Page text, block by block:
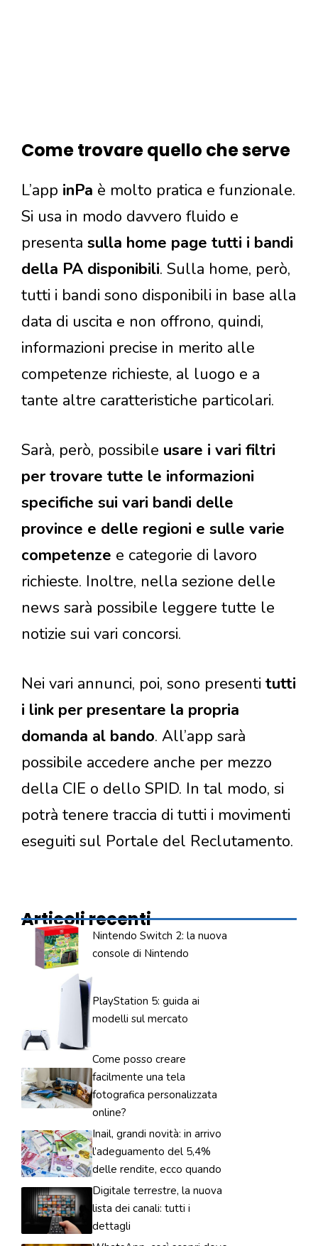
Come trovare quello che serve
L’app inPa è molto pratica e funzionale.
Si usa in modo davvero fluido e
presenta sulla home page tutti i bandi
della PA disponibili. Sulla home, però,
tutti i bandi sono disponibili in base alla
data di uscita e non offrono, quindi,
informazioni precise in merito alle
competenze richieste, al luogo e a
tante altre caratteristiche particolari.
Sarà, però, possibile usare i vari filtri
per trovare tutte le informazioni
specifiche sui vari bandi delle
province e delle regioni e sulle varie
competenze e categorie di lavoro
richieste. Inoltre, nella sezione delle
news sarà possibile leggere tutte le
notizie sui vari concorsi.
Nei vari annunci, poi, sono presenti tutti
i link per presentare la propria
domanda al bando. All’app sarà
possibile accedere anche per mezzo
della CIE o dello SPID. In tal modo, si
potrà tenere traccia di tutti i movimenti
eseguiti sul Portale del Reclutamento.
Articoli recenti
Nintendo Switch 2: la nuova
console di Nintendo
PlayStation 5: guida ai
modelli sul mercato
Come posso creare
facilmente una tela
fotografica personalizzata
online?
Inail, grandi novità: in arrivo
l’adeguamento del 5,4%
delle rendite, ecco quando
Digitale terrestre, la nuova
lista dei canali: tutti i
dettagli